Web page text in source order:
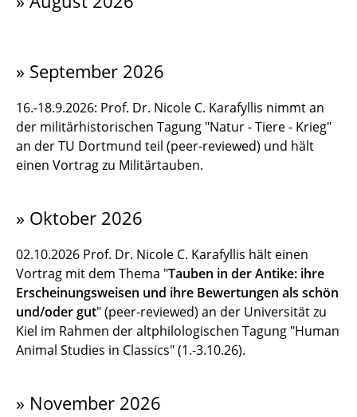
» September 2026
16.-18.9.2026: Prof. Dr. Nicole C. Karafyllis nimmt an
der militärhistorischen Tagung "Natur - Tiere - Krieg"
an der TU Dortmund teil (peer-reviewed) und hält
einen Vortrag zu Militärtauben.
» Oktober 2026
02.10.2026 Prof. Dr. Nicole C. Karafyllis hält einen
Vortrag mit dem Thema "Tauben in der Antike: ihre
Erscheinungsweisen und ihre Bewertungen als schön
und/oder gut" (peer-reviewed) an der Universität zu
Kiel im Rahmen der altphilologischen Tagung "Human
Animal Studies in Classics" (1.-3.10.26).
» November 2026